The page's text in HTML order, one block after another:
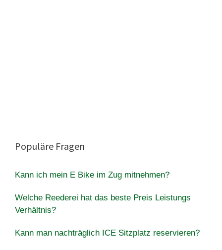
Populäre Fragen
Kann ich mein E Bike im Zug mitnehmen?
Welche Reederei hat das beste Preis Leistungs
Verhältnis?
Kann man nachträglich ICE Sitzplatz reservieren?